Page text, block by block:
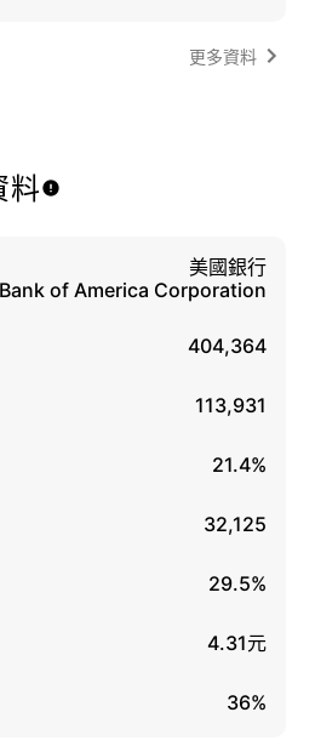
更多資料
料
美國銀行
Bank of America Corporation
404,364
113,931
21.4%
32,125
29.5%
4.31元
36%